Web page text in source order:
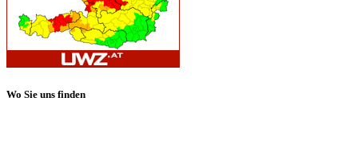
Wo Sie uns finden